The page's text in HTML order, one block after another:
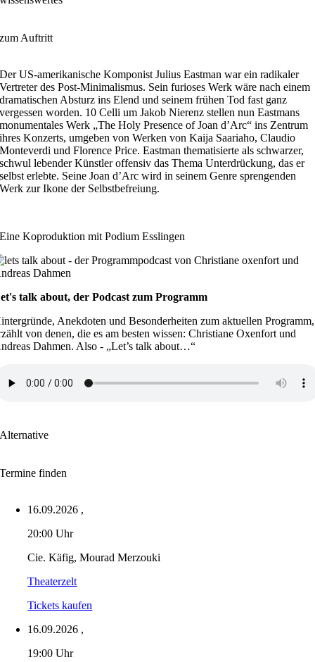
zum Auftritt
Der US-amerikanische Komponist Julius Eastman war ein radikaler
Vertreter des Post-Minimalismus. Sein furioses Werk wäre nach einem
dramatischen Absturz ins Elend und seinem frühen Tod fast ganz
vergessen worden. 10 Celli um Jakob Nierenz stellen nun Eastmans
monumentales Werk „The Holy Presence of Joan d’Arc“ ins Zentrum
ihres Konzerts, umgeben von Werken von Kaija Saariaho, Claudio
Monteverdi und Florence Price. Eastman thematisierte als schwarzer,
schwul lebender Künstler offensiv das Thema Unterdrückung, das er
selbst erlebte. Seine Joan d’Arc wird in seinem Genre sprengenden
Werk zur Ikone der Selbstbefreiung.
Eine Koproduktion mit Podium Esslingen
talk about, der Podcast zum Programm
Anekdoten und Besonderheiten zum aktuellen Programm,
von denen, die es am besten wissen: Christiane Oxenfort und
Dahmen. Also - „Let’s talk about…“
Alternative
Termine finden
16.09.2026 ,
20:00 Uhr
Cie. Käfig, Mourad Merzouki
Theaterzelt
Tickets kaufen
16.09.2026 ,
19:00 Uhr